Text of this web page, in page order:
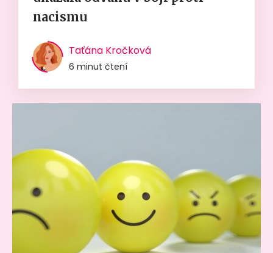
nacismu
Taťána Kročková
6 minut čtení